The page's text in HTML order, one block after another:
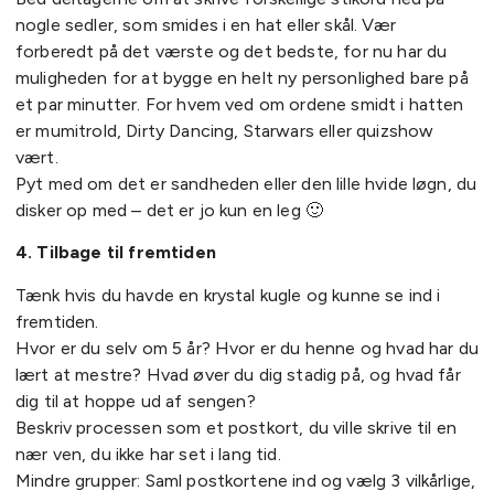
nogle sedler, som smides i en hat eller skål. Vær
forberedt på det værste og det bedste, for nu har du
muligheden for at bygge en helt ny personlighed bare på
et par minutter. For hvem ved om ordene smidt i hatten
er mumitrold, Dirty Dancing, Starwars eller quizshow
vært.
Pyt med om det er sandheden eller den lille hvide løgn, du
disker op med – det er jo kun en leg 🙂
4. Tilbage til fremtiden
Tænk hvis du havde en krystal kugle og kunne se ind i
fremtiden.
Hvor er du selv om 5 år? Hvor er du henne og hvad har du
lært at mestre? Hvad øver du dig stadig på, og hvad får
dig til at hoppe ud af sengen?
Beskriv processen som et postkort, du ville skrive til en
nær ven, du ikke har set i lang tid.
Mindre grupper: Saml postkortene ind og vælg 3 vilkårlige,